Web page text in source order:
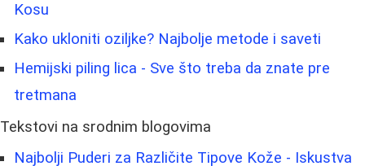
Kosu
Kako ukloniti oziljke? Najbolje metode i saveti
Hemijski piling lica - Sve što treba da znate pre
tretmana
Tekstovi na srodnim blogovima
Najbolji Puderi za Različite Tipove Kože - Iskustva